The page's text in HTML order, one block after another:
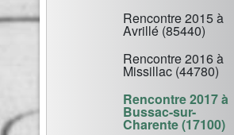
Rencontre 2015 à
Avrillé (85440)
Rencontre 2016 à
Missillac (44780)
Rencontre 2017 à
Bussac-sur-
Charente (17100)